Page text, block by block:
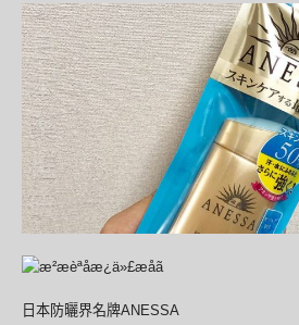
日本防曬界名牌ANESSA